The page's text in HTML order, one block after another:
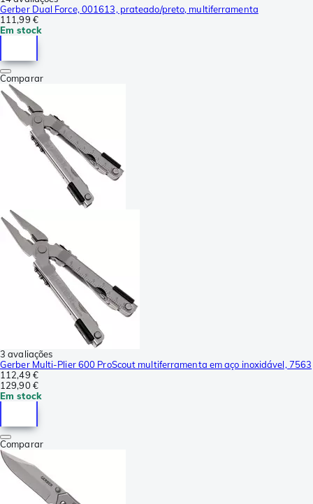
Gerber Dual Force, 001613, prateado/preto, multiferramenta
111,99 €
Em stock
Comparar
3 avaliações
Gerber Multi-Plier 600 ProScout multiferramenta em aço inoxidável, 7563
112,49 €
129,90 €
Em stock
Comparar